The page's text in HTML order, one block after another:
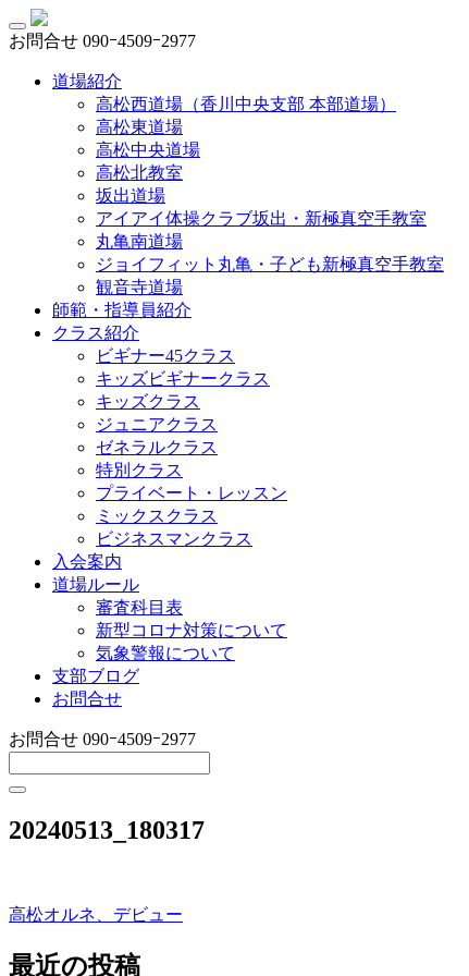
お問合せ 090ｰ4509ｰ2977
道場紹介
高松西道場（香川中央支部 本部道場）
高松東道場
高松中央道場
高松北教室
坂出道場
アイアイ体操クラブ坂出・新極真空手教室
丸亀南道場
ジョイフィット丸亀・子ども新極真空手教室
観音寺道場
師範・指導員紹介
クラス紹介
ビギナー45クラス
キッズビギナークラス
キッズクラス
ジュニアクラス
ゼネラルクラス
特別クラス
プライベート・レッスン
ミックスクラス
ビジネスマンクラス
入会案内
道場ルール
審査科目表
新型コロナ対策について
気象警報について
支部ブログ
お問合せ
お問合せ 090ｰ4509ｰ2977
20240513_180317
投
稿
高松オルネ、デビュー
最近の投稿